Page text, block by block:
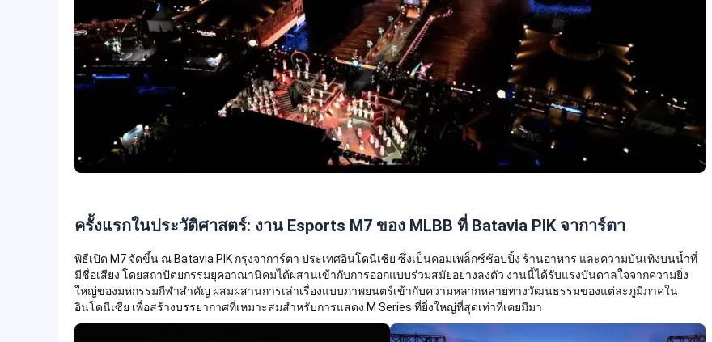
ครั้งแรกในประวัติศาสตร์: งาน Esports M7 ของ MLBB ที่ Batavia PIK จาการ์ตา
พิธีเปิด M7 จัดขึ้น ณ Batavia PIK กรุงจาการ์ตา ประเทศอินโดนีเซีย ซึ่งเป็นคอมเพล็กซ์ช้อปปิ้ง ร้านอาหาร และความบันเทิงบนน้ำที่
มีชื่อเสียง โดยสถาปัตยกรรมยุคอาณานิคมได้ผสานเข้ากับการออกแบบร่วมสมัยอย่างลงตัว งานนี้ได้รับแรงบันดาลใจจากความยิ่ง
ใหญ่ของมหกรรมกีฬาสำคัญ ผสมผสานการเล่าเรื่องแบบภาพยนตร์เข้ากับความหลากหลายทางวัฒนธรรมของแต่ละภูมิภาคใน
อินโดนีเซีย เพื่อสร้างบรรยากาศที่เหมาะสมสำหรับการแสดง M Series ที่ยิ่งใหญ่ที่สุดเท่าที่เคยมีมา